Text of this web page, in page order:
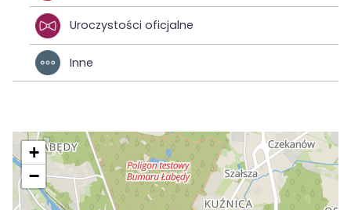
Uroczystości oficjalne
Inne
+
−